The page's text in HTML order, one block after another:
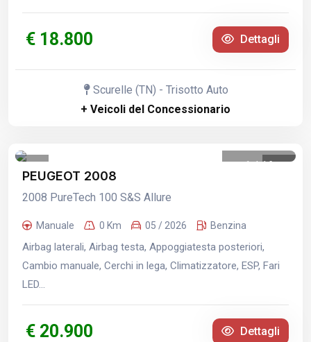
€ 18.800 Dettagli
Scurelle (TN) - Trisotto Auto
+ Veicoli del Concessionario
1 /16
PEUGEOT 2008
2008 PureTech 100 S&S Allure
Manuale 0 Km 05 / 2026 Benzina
Airbag laterali, Airbag testa, Appoggiatesta posteriori,
Cambio manuale, Cerchi in lega, Climatizzatore, ESP, Fari
LED...
€ 20.900 Dettagli